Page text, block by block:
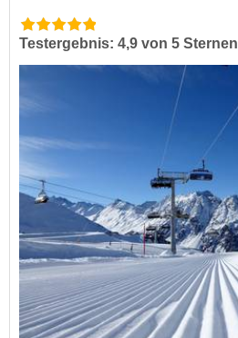
Testergebnis: 4,9 von 5 Sternen